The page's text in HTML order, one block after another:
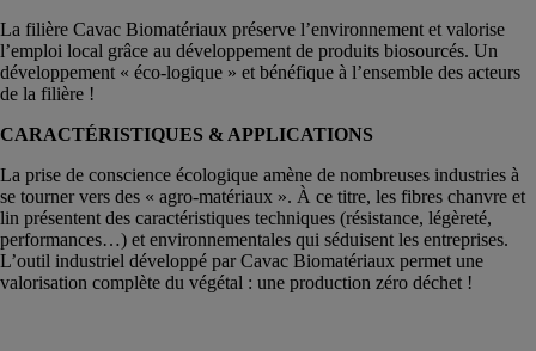
La filière Cavac Biomatériaux préserve l’environnement et valorise
l’emploi local grâce au développement de produits biosourcés. Un
développement « éco-logique » et bénéfique à l’ensemble des acteurs
de la filière !
CARACTÉRISTIQUES & APPLICATIONS
La prise de conscience écologique amène de nombreuses industries à
se tourner vers des « agro-matériaux ». À ce titre, les fibres chanvre et
lin présentent des caractéristiques techniques (résistance, légèreté,
performances…) et environnementales qui séduisent les entreprises.
L’outil industriel développé par Cavac Biomatériaux permet une
valorisation complète du végétal : une production zéro déchet !